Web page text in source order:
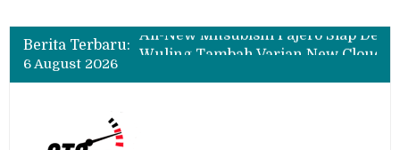
Berita Terbaru:
All-New Mitsubishi Pajero Siap Debut, Usung Kemampuan Off-Road Lebih Tangguh
Wuling Tambah Varian New Cloud EV SE, Harga Mulai Rp299 Juta
6 August 2026